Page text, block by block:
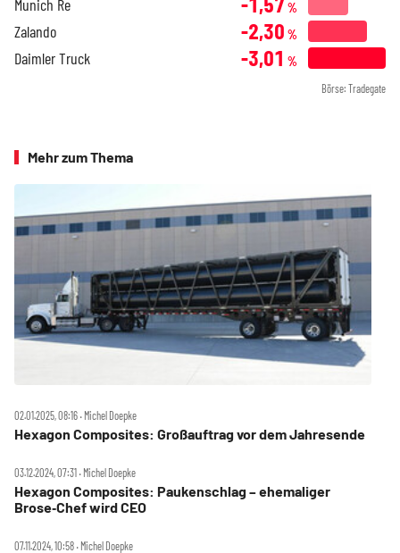
Munich Re %
Zalando -2,30 %
Daimler Truck -3,01 %
Börse: Tradegate
Mehr zum Thema
02.01.2025, 08:16 ‧ Michel Doepke
Hexagon Composites: Großauftrag vor dem Jahresende
03.12.2024, 07:31 ‧ Michel Doepke
Hexagon Composites: Paukenschlag – ehemaliger
Brose‑Chef wird CEO
07.11.2024, 10:58 ‧ Michel Doepke